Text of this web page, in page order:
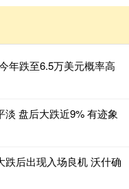
年跌至6.5万美元概率高
盘后大跌近9% 有迹象
跌后出现入场良机 沃什确